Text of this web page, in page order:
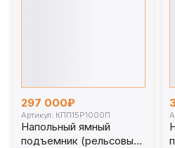
297 000₽
Артикул: КПП15Р1000П
Напольный ямный
подъемник (рельсовый)